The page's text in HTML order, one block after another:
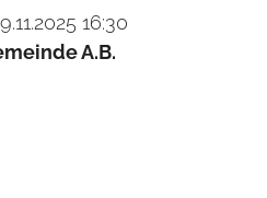
16:30
A.B.